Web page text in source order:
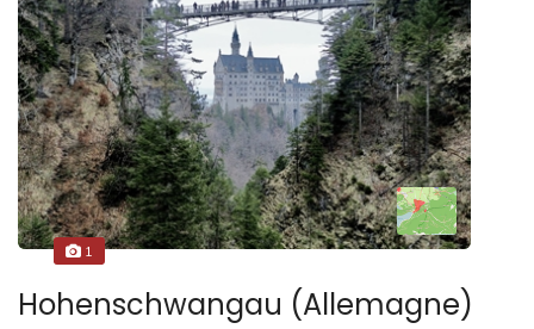
1
Hohenschwangau (Allemagne)